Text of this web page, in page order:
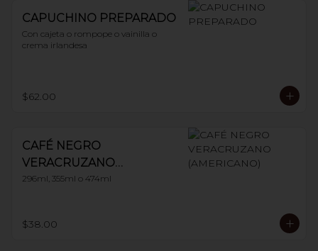
CAPUCHINO PREPARADO
Con cajeta o rompope o vainilla o
crema irlandesa
$62.00
CAFÉ NEGRO
VERACRUZANO
(AMERICANO)
296ml, 355ml o 474ml
$38.00